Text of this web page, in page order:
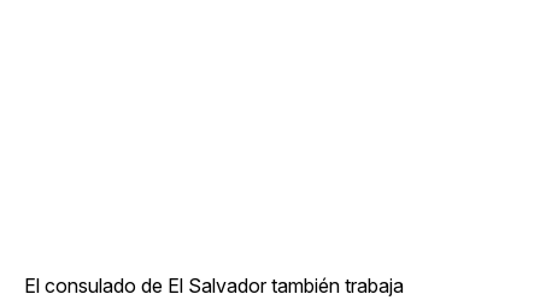
El consulado de El Salvador también trabaja